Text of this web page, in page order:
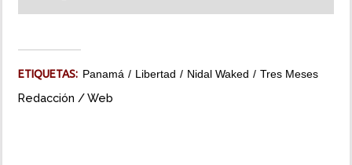
ETIQUETAS: Panamá Libertad Nidal Waked Tres Meses
Redacción / Web